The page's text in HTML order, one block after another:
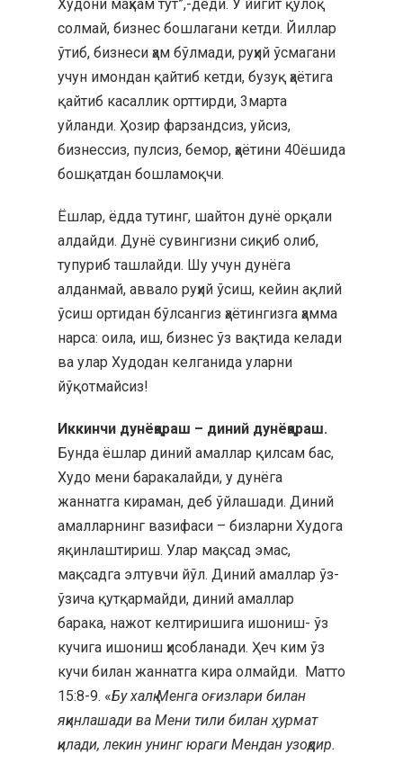
Худони маҳкам тут”,-деди. У йигит қулоқ
солмай, бизнес бошлагани кетди. Йиллар
ўтиб, бизнеси ҳам бўлмади, руҳий ўсмагани
учун имондан қайтиб кетди, бузуқ ҳаётига
қайтиб касаллик орттирди, 3марта
уйланди. Ҳозир фарзандсиз, уйсиз,
бизнессиз, пулсиз, бемор, ҳаётини 40ёшида
бошқатдан бошламоқчи.
Ёшлар, ёдда тутинг, шайтон дунё орқали
алдайди. Дунё сувингизни сиқиб олиб,
тупуриб ташлайди. Шу учун дунёга
алданмай, аввало руҳий ўсиш, кейин ақлий
ўсиш ортидан бўлсангиз ҳаётингизга ҳамма
нарса: оила, иш, бизнес ўз вақтида келади
ва улар Худодан келганида уларни
йўқотмайсиз!
Иккинчи дунёқараш – диний дунёқараш.
Бунда ёшлар диний амаллар қилсам бас,
Худо мени баракалайди, у дунёга
жаннатга кираман, деб ўйлашади. Диний
амалларнинг вазифаси – бизларни Худога
яқинлаштириш. Улар мақсад эмас,
мақсадга элтувчи йўл. Диний амаллар ўз-
ўзича қутқармайди, диний амаллар
барака, нажот келтиришига ишониш- ўз
кучига ишониш ҳисобланади. Ҳеч ким ўз
кучи билан жаннатга кира олмайди. Матто
15:8-9. «Бу халқ Менга оғизлари билан
яқинлашади ва Мени тили билан ҳурмат
қилади, лекин унинг юраги Мендан узоқдир.